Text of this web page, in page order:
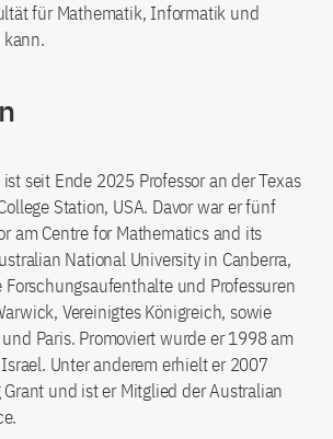
für Mathematik, Informatik und
seit Ende 2025 Professor an der Texas
Station, USA. Davor war er fünf
am Centre for Mathematics and its
National University in Canberra,
und Professuren
Vereinigtes Königreich, sowie
Paris. Promoviert wurde er 1998 am
Unter anderem erhielt er 2007
Grant und ist er Mitglied der Australian